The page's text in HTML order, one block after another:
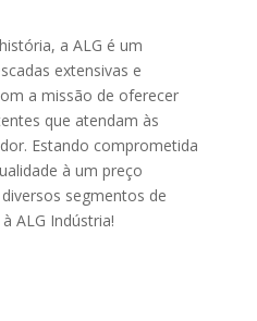
a ALG é um
extensivas e
a missão de oferecer
que atendam às
Estando comprometida
à um preço
segmentos de
ALG Indústria!